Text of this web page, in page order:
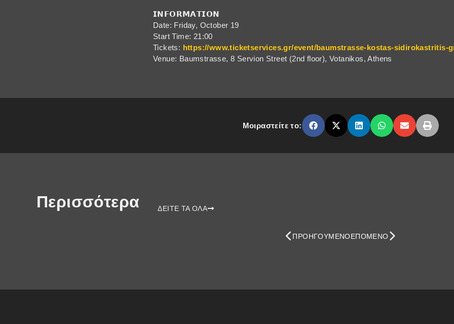
𝗜𝗡𝗙𝗢𝗥𝗠𝗔𝗧𝗜𝗢𝗡
Date: Friday, October 19
Start Time: 21:00
Tickets: https://www.ticketservices.gr/event/baumstrasse-kostas-sidirokastritis-
Venue: Baumstrasse, 8 Servion Street (2nd floor), Votanikos, Athens
Μοιραστείτε το:
Περισσότερα ΔΕΙΤΕ ΤΑ ΟΛΑ
ΠΡΟΗΓΟΎΜΕΝΟΕΠΌΜΕΝΟ